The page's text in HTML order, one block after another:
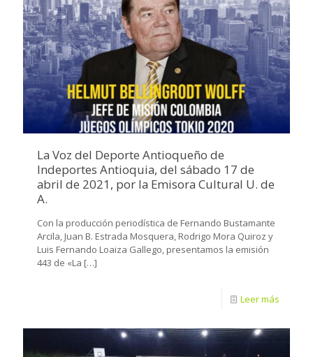
La Voz del Deporte Antioqueño de
Indeportes Antioquia, del sábado 17 de
abril de 2021, por la Emisora Cultural U. de
A.
Con la producción periodística de Fernando Bustamante
Arcila, Juan B. Estrada Mosquera, Rodrigo Mora Quiroz y
Luis Fernando Loaiza Gallego, presentamos la emisión
443 de «La […]
Leer más